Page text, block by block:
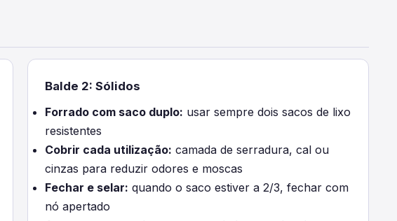
Balde 2: Sólidos
Forrado com saco duplo: usar sempre dois sacos de lixo
resistentes
Cobrir cada utilização: camada de serradura, cal ou
cinzas para reduzir odores e moscas
Fechar e selar: quando o saco estiver a 2/3, fechar com
nó apertado